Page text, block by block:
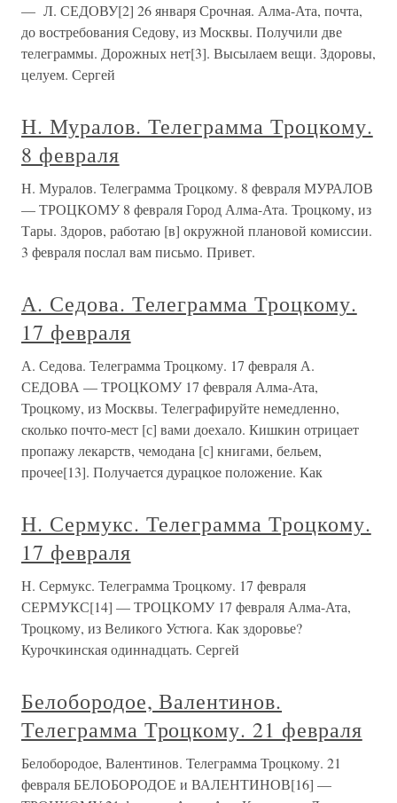
— Л. СЕДОВУ[2] 26 января Срочная. Алма-Ата, почта,
до востребования Седову, из Москвы. Получили две
телеграммы. Дорожных нет[3]. Высылаем вещи. Здоровы,
целуем. Сергей
Н. Муралов. Телеграмма Троцкому.
8 февраля
Н. Муралов. Телеграмма Троцкому. 8 февраля МУРАЛОВ
— ТРОЦКОМУ 8 февраля Город Алма-Ата. Троцкому, из
Тары. Здоров, работаю [в] окружной плановой комиссии.
3 февраля послал вам письмо. Привет.
А. Седова. Телеграмма Троцкому.
17 февраля
А. Седова. Телеграмма Троцкому. 17 февраля А.
СЕДОВА — ТРОЦКОМУ 17 февраля Алма-Ата,
Троцкому, из Москвы. Телеграфируйте немедленно,
сколько почто-мест [с] вами доехало. Кишкин отрицает
пропажу лекарств, чемодана [с] книгами, бельем,
прочее[13]. Получается дурацкое положение. Как
Н. Сермукс. Телеграмма Троцкому.
17 февраля
Н. Сермукс. Телеграмма Троцкому. 17 февраля
СЕРМУКС[14] — ТРОЦКОМУ 17 февраля Алма-Ата,
Троцкому, из Великого Устюга. Как здоровье?
Курочкинская одиннадцать. Сергей
Белобородое, Валентинов.
Телеграмма Троцкому. 21 февраля
Белобородое, Валентинов. Телеграмма Троцкому. 21
февраля БЕЛОБОРОДОЕ и ВАЛЕНТИНОВ[16] —